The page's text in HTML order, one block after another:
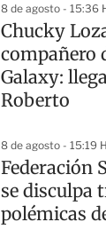
8 de agosto - 15:36
Chucky
compañero
Galaxy:
Roberto
8 de agosto - 15:19
Federación
se disculpa
polémicas